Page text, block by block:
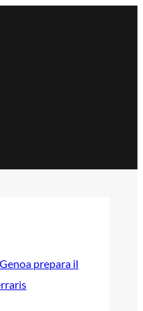
prepara il